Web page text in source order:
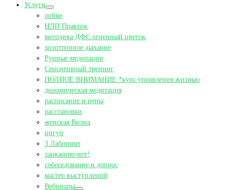
Услуги
online
НЛП Практик
методика ДФС огненный цветок
холотропное дыхание
Рунные медитации
Сенситивный тренинг
ПОЛНОЕ ВНИМАНИЕ *курс управления жизнью
динамическая медитация
расписание и цены
расстановки
женская Волна
цигун
3 Лабиринт
заиканию-нет!
собеседование и допрос
мастер выступлений
Вебинары